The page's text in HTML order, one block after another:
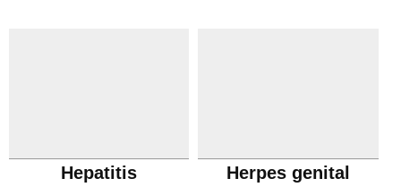
Hepatitis Herpes genital